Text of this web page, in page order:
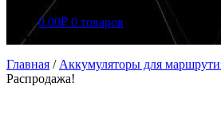
0.00₽ 0 товаров
Главная / Аккумуляторы для
Распродажа!